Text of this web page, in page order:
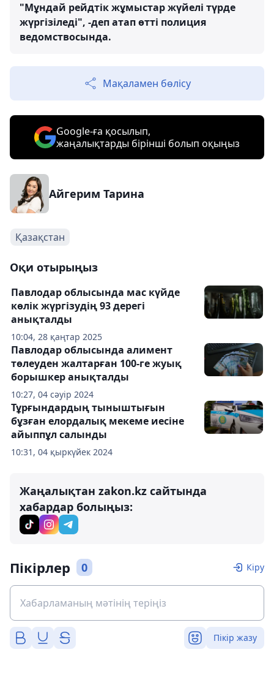
"Мұндай рейдтік жұмыстар жүйелі түрде
жүргізіледі", -деп атап өтті полиция
ведомствосында.
Мақаламен бөлісу
Google-ға қосылып,
жаңалықтарды бірінші болып оқыңыз
Айгерим Тарина
Қазақстан
Оқи отырыңыз
10:04, 28 қаңтар 2025
Павлодар облысында мас күйде
көлік жүргізудің 93 дерегі
анықталды
10:27, 04 сәуір 2024
Павлодар облысында алимент
төлеуден жалтарған 100-ге жуық
борышкер анықталды
10:31, 04 қыркүйек 2024
Тұрғындардың тыныштығын
бұзған елордалық мекеме иесіне
айыппұл салынды
Жаңалықтан zakon.kz сайтында
хабардар болыңыз:
Пікірлер 0 Кіру
Пікір жазу